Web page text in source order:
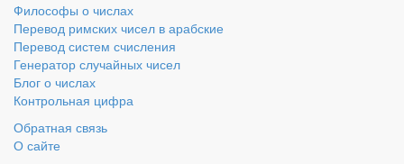
Философы о числах
Перевод римских чисел в арабские
Перевод систем счисления
Генератор случайных чисел
Блог о числах
Контрольная цифра
Обратная связь
О сайте